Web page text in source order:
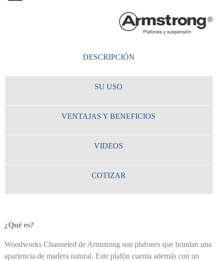
DESCRIPCIÓN
SU USO
VENTAJAS Y BENEFICIOS
VIDEOS
COTIZAR
¿Qué es?
Woodworks Channeled de Armstrong son plafones que brindan una
apariencia de madera natural. Este plafón cuenta además con un